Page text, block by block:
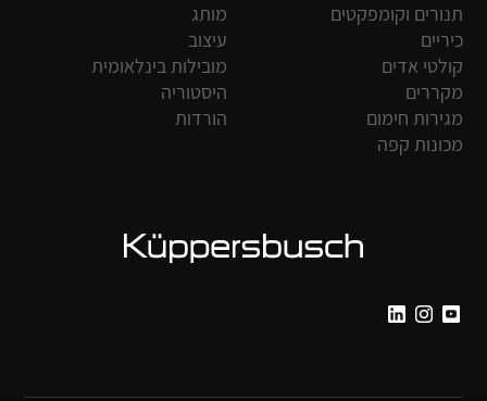
תנורים וקומפקטים
כיריים
קולטי אדים
מקררים
מגירות חימום
מכונות קפה
מותג
עיצוב
מובילות בינלאומית
היסטוריה
הורדות